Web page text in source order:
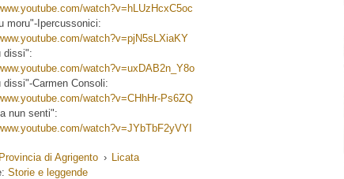
watch?v=hLUzHcxC5oc
moru"-Ipercussonici:
watch?v=pjN5sLXiaKY
dissi":
watch?v=uxDAB2n_Y8o
dissi"-Carmen Consoli:
watch?v=CHhHr-Ps6ZQ
nun senti":
watch?v=JYbTbF2yVYI
Provincia di Agrigento › Licata
Storie e leggende